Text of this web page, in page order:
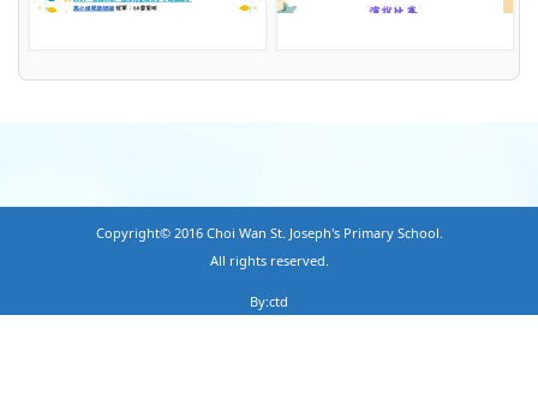
Copyright© 2016 Choi Wan St. Joseph's Primary School.
All rights reserved.
By:ctd